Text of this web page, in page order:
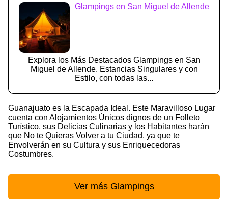
Glampings en San Miguel de Allende
Explora los Más Destacados Glampings en San
Miguel de Allende. Estancias Singulares y con
Estilo, con todas las...
Guanajuato es la Escapada Ideal. Este Maravilloso Lugar
cuenta con Alojamientos Únicos dignos de un Folleto
Turístico, sus Delicias Culinarias y los Habitantes harán
que No te Quieras Volver a tu Ciudad, ya que te
Envolverán en su Cultura y sus Enriquecedoras
Costumbres.
Ver más Glampings